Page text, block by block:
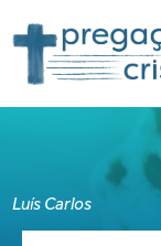
Luís Carlos